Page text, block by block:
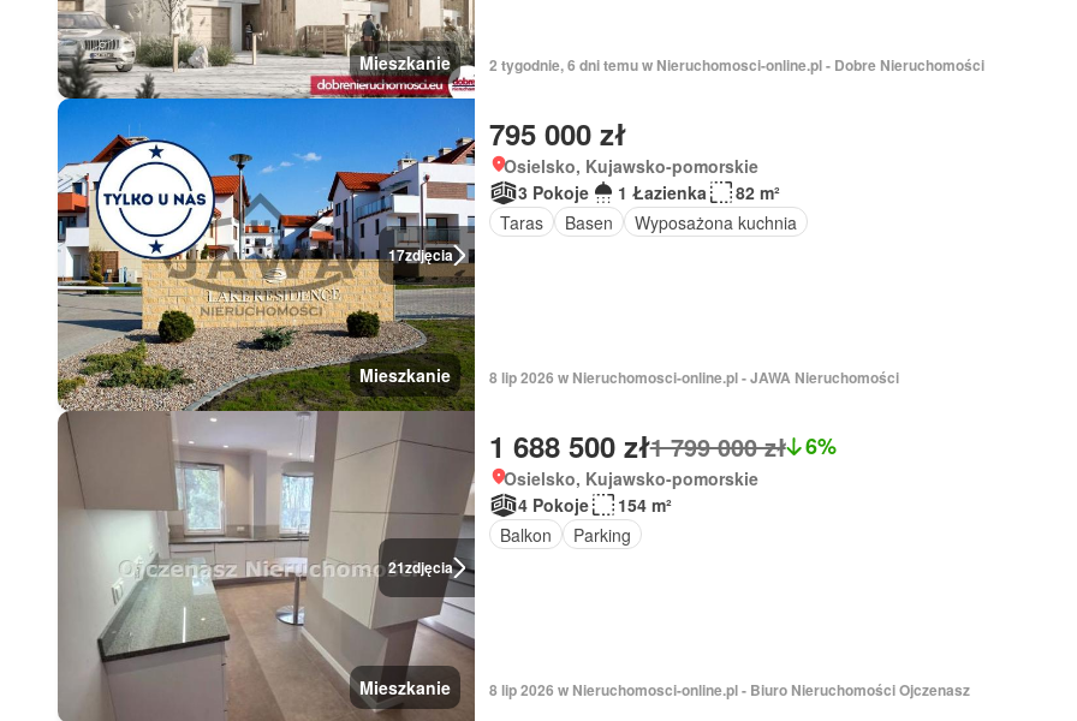
Mieszkanie 2 tygodnie, 6 dni temu w Nieruchomosci-online.pl - Dobre Nieruchomości
17zdjęcia
Mieszkanie
795 000 zł
Osielsko, Kujawsko-pomorskie
3 Pokoje
1 Łazienka
82 m²
Taras
Basen Wyposażona kuchnia
8 lip 2026 w Nieruchomosci-online.pl - JAWA Nieruchomości
21zdjęcia
Mieszkanie
1 688 500 zł1 799 000 zł 6%
Osielsko, Kujawsko-pomorskie
4 Pokoje
154 m²
Balkon
Parking
8 lip 2026 w Nieruchomosci-online.pl - Biuro Nieruchomości Ojczenasz